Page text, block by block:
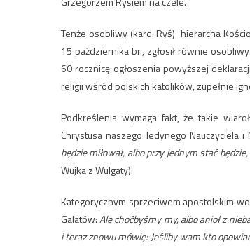
Tenże osobliwy (kard. Ryś) hierarcha
15 października br., zgłosił równie
60 rocznicę ogłoszenia powyższej deklaracji
religii wśród polskich katolików, zupełnie
Podkreślenia wymaga fakt, że takie
Chrystusa naszego Jedynego Nauczyciela i
będzie miłował, albo przy jednym stać
Wujka z Wulgaty).
Kategorycznym sprzeciwem apostolskim
Galatów:Ale choćbyśmy my, albo anioł z
i teraz znowu mówię: Jeśliby wam kto